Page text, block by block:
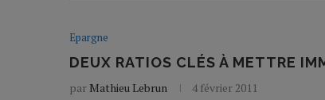
Epargne
DEUX RATIOS CLÉS À METTRE
par Mathieu Lebrun 4 février 2011